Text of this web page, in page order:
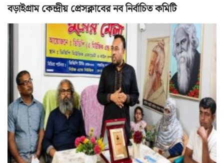
বড়াইগ্রাম কেন্দ্রীয় প্রেসক্লাবের নব নির্বাচিত কমিটি